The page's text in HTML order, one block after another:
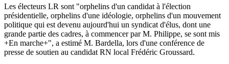
Les électeurs LR sont "orphelins d'un candidat à l'élection
présidentielle, orphelins d'une idéologie, orphelins d'un mouvement
politique qui est devenu aujourd'hui un syndicat d'élus, dont une
grande partie des cadres, à commencer par M. Philippe, se sont mis
+En marche+", a estimé M. Bardella, lors d'une conférence de
presse de soutien au candidat RN local Frédéric Groussard.